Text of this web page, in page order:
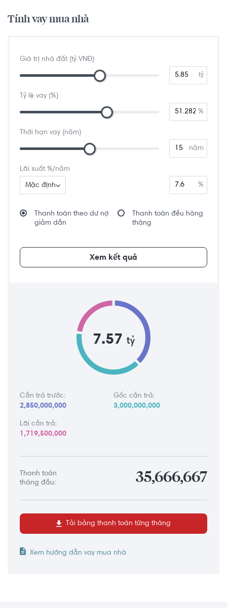
Tính vay mua nhà
Giá trị nhà đất (tỷ VNĐ)
tỷ
Tỷ lệ vay (%)
%
Thời hạn vay (năm)
năm
Lãi suất %/năm
Mặc định %
Thanh toán theo dư nợ
giảm dần
Thanh toán đều hàng
tháng
Xem kết quả
7.57 tỷ
Cần trả trước:
2,850,000,000
Gốc cần trả:
3,000,000,000
Lãi cần trả:
1,719,500,000
Thanh toán
tháng đầu:
35,666,667
Tải bảng thanh toán từng tháng
Xem hướng dẫn vay mua nhà